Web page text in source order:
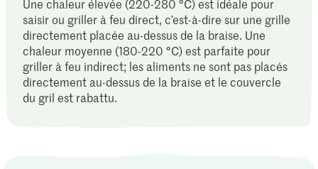
Une chaleur élevée (220-280 °C) est idéale pour
saisir ou griller à feu direct, c’est-à-dire sur une grille
directement placée au-dessus de la braise. Une
chaleur moyenne (180-220 °C) est parfaite pour
griller à feu indirect; les aliments ne sont pas placés
directement au-dessus de la braise et le couvercle
du gril est rabattu.